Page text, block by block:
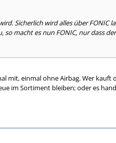
Sicherlich wird alles über FONIC
macht es nun FONIC, nur dass
mit, einmal ohne Airbag. Wer
im Sortiment bleiben; oder es